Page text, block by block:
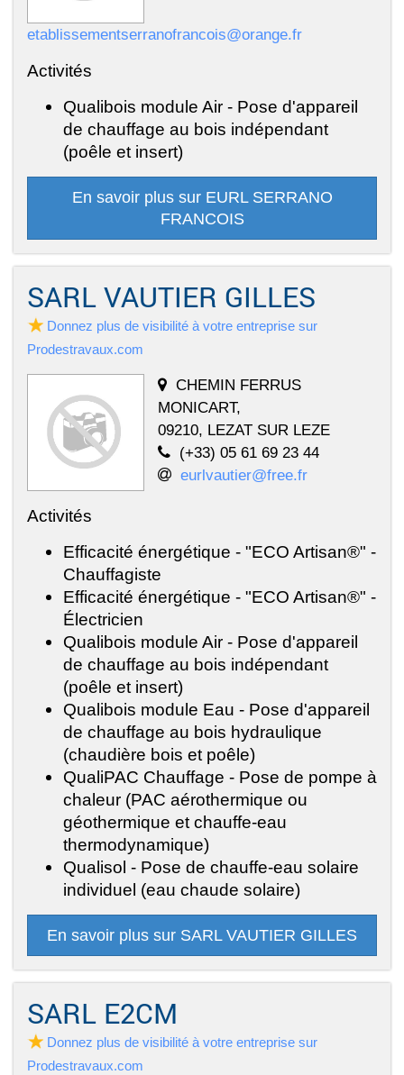
etablissementserranofrancois@orange.fr
Activités
Qualibois module Air - Pose d'appareil
de chauffage au bois indépendant
(poêle et insert)
En savoir plus sur EURL SERRANO
FRANCOIS
SARL VAUTIER GILLES
Donnez plus de visibilité à votre entreprise sur
Prodestravaux.com
CHEMIN FERRUS
MONICART,
09210, LEZAT SUR LEZE
(+33) 05 61 69 23 44
eurlvautier@free.fr
Activités
Efficacité énergétique - "ECO Artisan®" -
Chauffagiste
Efficacité énergétique - "ECO Artisan®" -
Électricien
Qualibois module Air - Pose d'appareil
de chauffage au bois indépendant
(poêle et insert)
Qualibois module Eau - Pose d'appareil
de chauffage au bois hydraulique
(chaudière bois et poêle)
QualiPAC Chauffage - Pose de pompe à
chaleur (PAC aérothermique ou
géothermique et chauffe-eau
thermodynamique)
Qualisol - Pose de chauffe-eau solaire
individuel (eau chaude solaire)
En savoir plus sur SARL VAUTIER GILLES
SARL E2CM
Donnez plus de visibilité à votre entreprise sur
Prodestravaux.com